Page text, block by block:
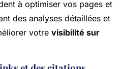
à optimiser vos pages et
des analyses détaillées et
votre visibilité sur